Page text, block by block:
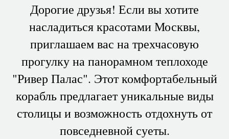
Дорогие друзья! Если вы хотите
насладиться красотами Москвы,
приглашаем вас на трехчасовую
прогулку на панорамном теплоходе
"Ривер Палас". Этот комфортабельный
корабль предлагает уникальные виды
столицы и возможность отдохнуть от
повседневной суеты.